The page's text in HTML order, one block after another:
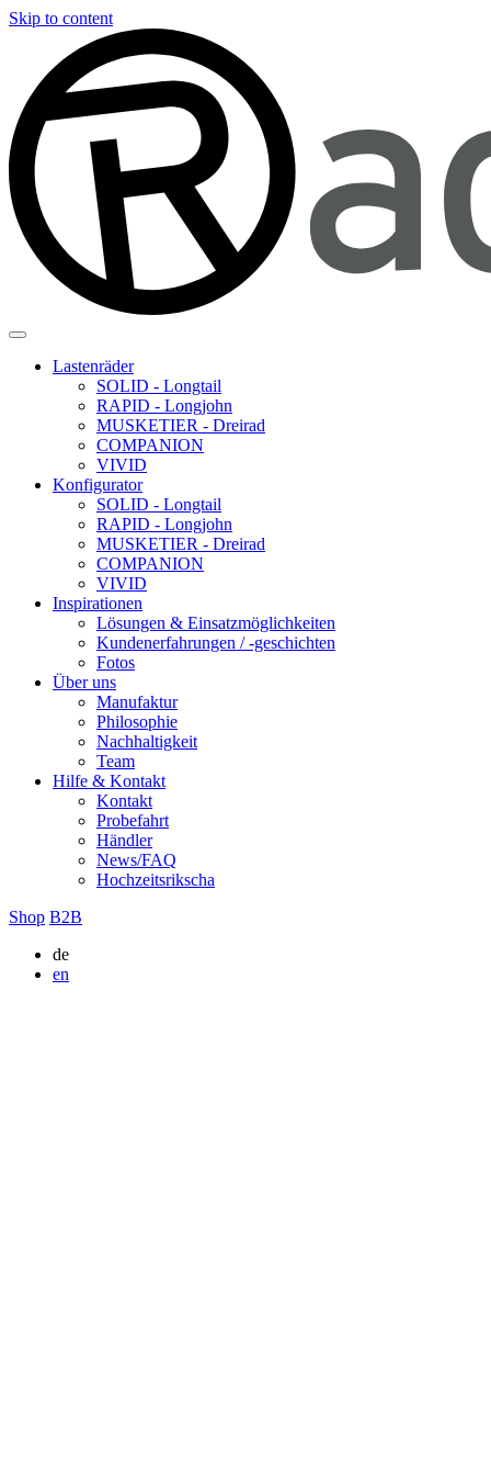
Skip to content
Lastenräder
SOLID - Longtail
RAPID - Longjohn
MUSKETIER - Dreirad
COMPANION
VIVID
Konfigurator
SOLID - Longtail
RAPID - Longjohn
MUSKETIER - Dreirad
COMPANION
VIVID
Inspirationen
Lösungen & Einsatzmöglichkeiten
Kundenerfahrungen / -geschichten
Fotos
Über uns
Manufaktur
Philosophie
Nachhaltigkeit
Team
Hilfe & Kontakt
Kontakt
Probefahrt
Händler
News/FAQ
Hochzeitsrikscha
Shop B2B
de
en